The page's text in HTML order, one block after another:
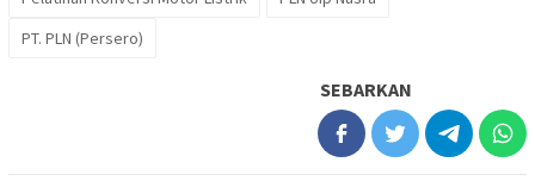
PT. PLN (Persero)
SEBARKAN